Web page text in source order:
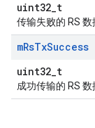
uint32_t
传输失败的 RS 数
mRsTxSuccess
uint32_t
成功传输的 RS 数